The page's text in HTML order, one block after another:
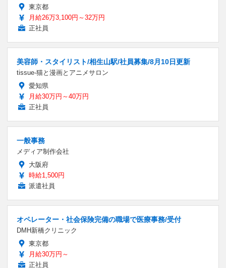
東京都
月給26万3,100円～32万円
正社員
美容師・スタイリスト/相生山駅/社員募集/8月10日更新
tissue-猫と漫画とアニメサロン
愛知県
月給30万円～40万円
正社員
一般事務
メディア制作会社
大阪府
時給1,500円
派遣社員
オペレーター・社会保険完備の職場で医療事務/受付
DMH新橋クリニック
東京都
月給30万円～
正社員